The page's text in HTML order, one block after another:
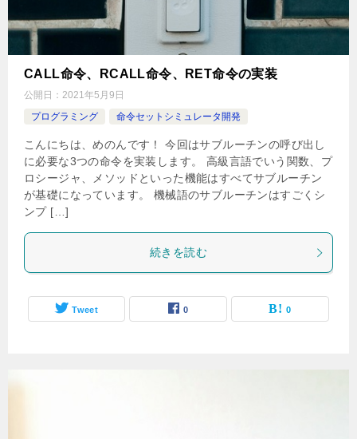
CALL命令、RCALL命令、RET命令の実装
公開日： 2021年5月9日
プログラミング
命令セットシミュレータ開発
こんにちは、めのんです！ 今回はサブルーチンの呼び出し
に必要な3つの命令を実装します。 高級言語でいう関数、プ
ロシージャ、メソッドといった機能はすべてサブルーチン
が基礎になっています。 機械語のサブルーチンはすごくシ
ンプ […]
続きを読む
Tweet 0 0